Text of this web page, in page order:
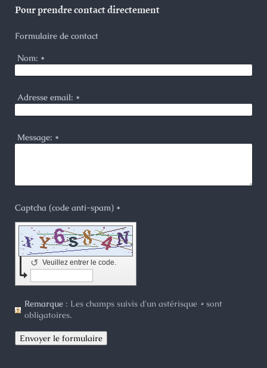
Pour prendre contact directement
Formulaire de contact
Nom: *
Adresse email: *
Message: *
Captcha (code anti-spam) *
Veuillez entrer le code.
↺
Remarque : Les champs suivis d'un astérisque * sont
obligatoires.